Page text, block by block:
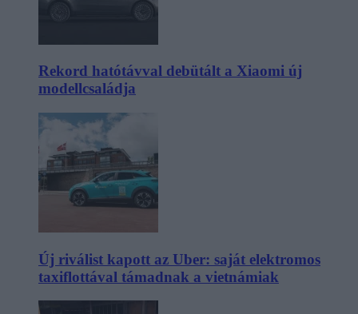
Rekord hatótávval debütált a Xiaomi új
modellcsaládja
Új riválist kapott az Uber: saját elektromos
taxiflottával támadnak a vietnámiak